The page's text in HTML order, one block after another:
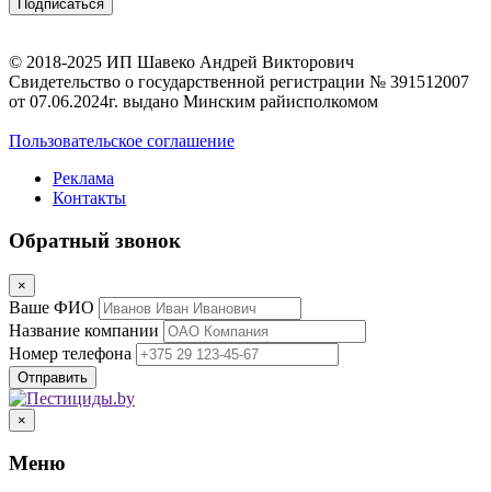
© 2018-2025 ИП Шавеко Андрей Викторович
Свидетельство о государственной регистрации № 391512007
от 07.06.2024г. выдано Минским райисполкомом
Пользовательское соглашение
Реклама
Контакты
Обратный звонок
×
Ваше ФИО
Название компании
Номер телефона
×
Меню